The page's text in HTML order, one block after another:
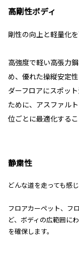
高剛性ボディ
剛性の向上と軽量化を
高強度で軽い高張力
め、優れた操縦安定
ダーフロアにスポッ
ために、アスファル
位ごとに最適化する
静粛性
どんな道を走っても感
フロアカーペット、フ
ど、ボディの広範囲に
を確保します。